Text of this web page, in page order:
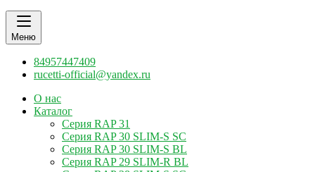
Меню
84957447409
rucetti-official@yandex.ru
О нас
Каталог
Серия RAP 31
Серия RAP 30 SLIM-S SC
Серия RAP 30 SLIM-S BL
Серия RAP 29 SLIM-R BL